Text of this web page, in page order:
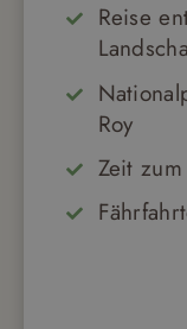
Reise
Roy
Zeit